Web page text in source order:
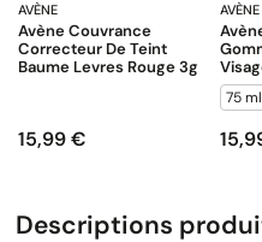
AVÈNE
Avène Couvrance
Correcteur De Teint
Baume Levres Rouge 3g
Prix
15,99 €
AVÈNE
75 ml
Prix
Descriptions